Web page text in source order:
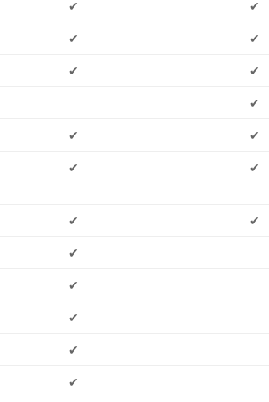
✔ ✔
✔ ✔
✔
✔
✔
✔ ✔
✔ ✔
✔ ✔
✔
✔
✔
✔
✔